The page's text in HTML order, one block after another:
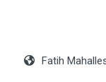
Fatih